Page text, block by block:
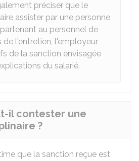
préciser que le
assister par une personne
au personnel de
de l'entretien, l'employeur
de la sanction envisagée
du salarié.
il contester une
?
que la sanction reçue est